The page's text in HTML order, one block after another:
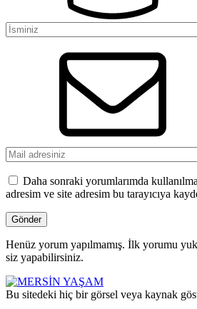
Daha sonraki yorumlarımda
adresim ve site adresim bu tarayıcıya
Henüz yorum yapılmamış. İlk yorumu
siz yapabilirsiniz.
Bu sitedeki hiç bir görsel veya kaynak